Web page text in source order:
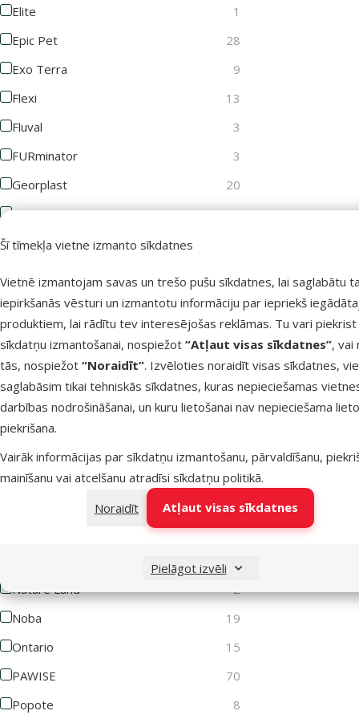
Šī tīmekļa vietne izmanto sīkdatnes
Vietnē izmantojam savas un trešo pušu sīkdatnes, lai saglabātu
iepirkšanās vēsturi un izmantotu informāciju par iepriekš
produktiem, lai rādītu tev interesējošas reklāmas. Tu vari piekrist
sīkdatņu izmantošanai, nospiežot “Atļaut visas sīkdatnes”, vai
tās, nospiežot “Noraidīt”. Izvēloties noraidīt visas sīkdatnes,
saglabāsim tikai tehniskās sīkdatnes, kuras nepieciešamas
darbības nodrošināšanai, un kuru lietošanai nav nepieciešama
piekrišana.
Vairāk informācijas par sīkdatņu izmantošanu, pārvaldīšanu,
mainīšanu vai atcelšanu atradīsi sīkdatņu politikā.
Noraidīt
Atļaut visas sīkdatnes
Pielāgot izvēli
Elite
1
Epic Pet
28
Exo Terra
9
Flexi
13
Fluval
3
FURminator
3
Georplast
20
GimDog
3
Groom Professional
Juwel
11
KAY
2
KONG
13
Lets Play
1
Magic Cat
62
Marina
10
2
12
Nature Land
2
Noba
19
Ontario
15
PAWISE
70
Popote
8